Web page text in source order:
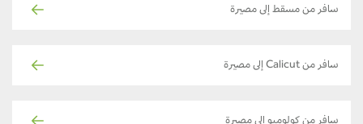
سافر من مسقط إلى مصيرة
سافر من Calicut إلى مصيرة
سافر من كولومبو إلى مصيرة